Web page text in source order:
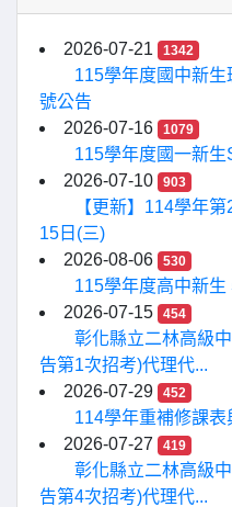
2026-07-21 1342
115學年度國中新
號公告
2026-07-16
1079
115學年度國一新
2026-07-10
903
【更新】114學年
15日(三)
2026-08-06
530
115學年度高中新生
2026-07-15
454
彰化縣立二林高級
告第1次招考)代理代...
2026-07-29
452
114學年重補修課表
2026-07-27
419
彰化縣立二林高級
告第4次招考)代理代...